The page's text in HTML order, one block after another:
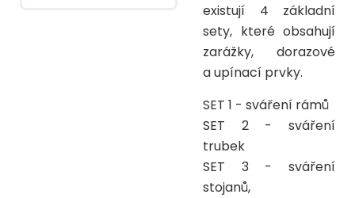
existují 4 základní
sety, které obsahují
zarážky, dorazové
a upínací prvky.
SET 1 - sváření rámů
SET 2 - sváření
trubek
SET 3 - sváření
stojanů,